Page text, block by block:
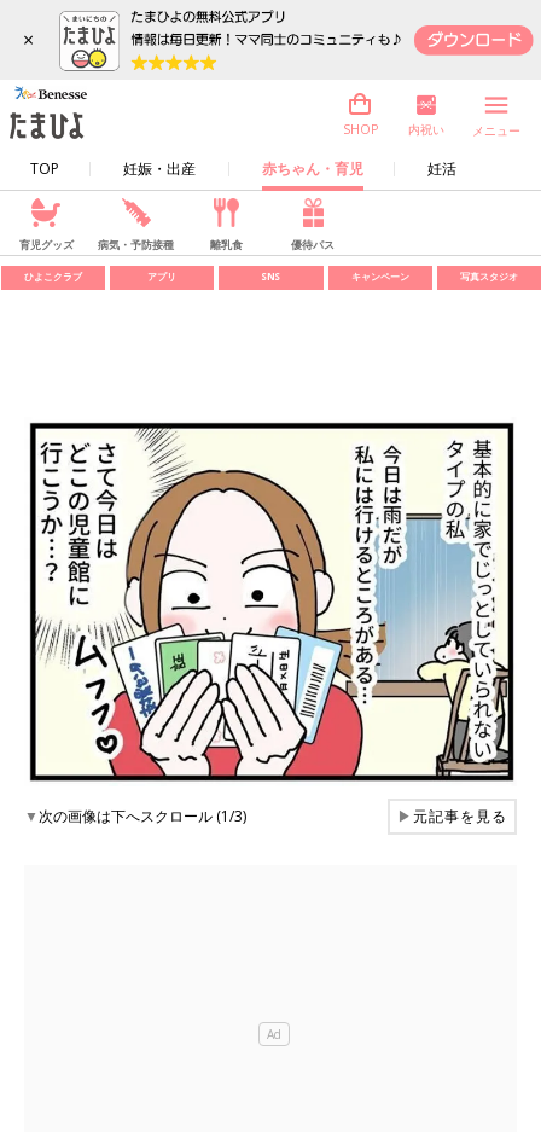
×
TOP 妊娠・出産 赤ちゃん・育児 妊活
SHOP 内祝い メニュー
育児グッズ 病気・予防接種 離乳食 優待パス
ひよこクラブ アプリ SNS キャンペーン 写真スタジオ
▼次の画像は下へスクロール (1/3) ▶元記事を見る